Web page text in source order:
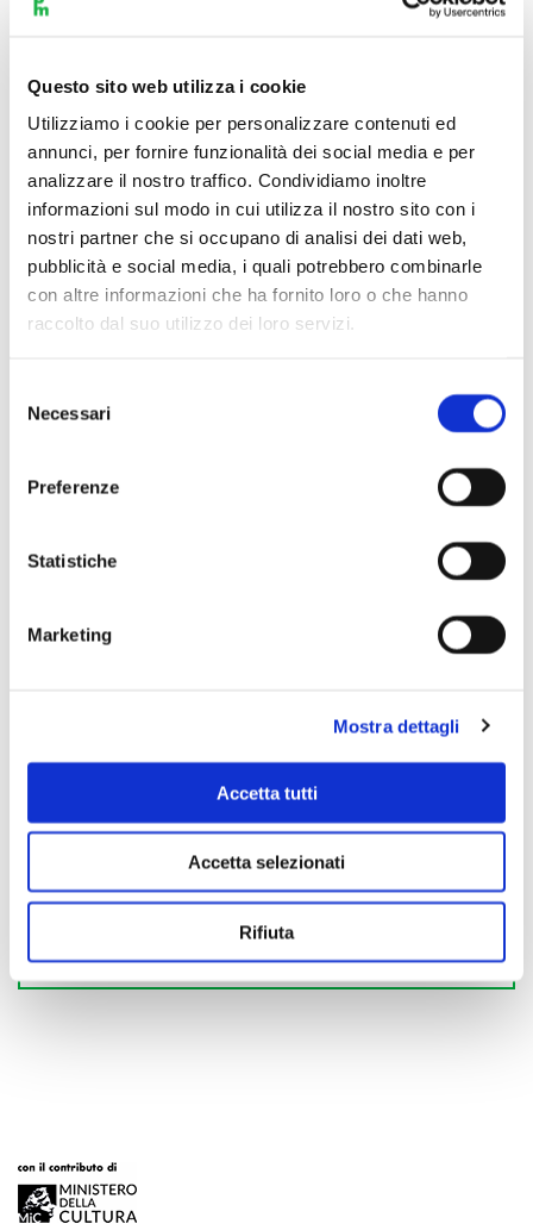
Questo sito web utilizza i cookie
Utilizziamo i cookie per personalizzare contenuti ed
annunci, per fornire funzionalità dei social media e per
analizzare il nostro traffico. Condividiamo inoltre
informazioni sul modo in cui utilizza il nostro sito con i
nostri partner che si occupano di analisi dei dati web,
pubblicità e social media, i quali potrebbero combinarle
con altre informazioni che ha fornito loro o che hanno
raccolto dal suo utilizzo dei loro servizi.
delNecessari
Preferenze
Statistiche
Marketing
Mostra dettagli
Accetta tutti
Accetta selezionati
Rifiuta
Scopri di più